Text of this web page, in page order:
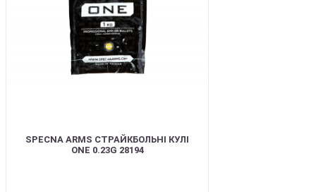
SPECNA ARMS СТРАЙКБОЛЬНІ КУЛІ
ONE 0.23G 28194